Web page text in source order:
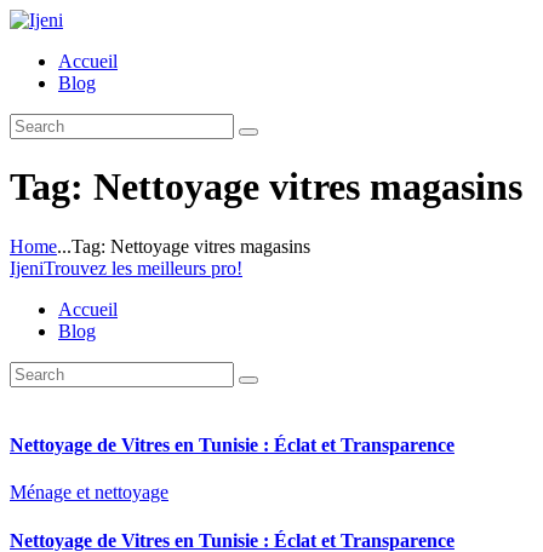
Accueil
Blog
Tag: Nettoyage vitres magasins
Home...Tag: Nettoyage vitres magasins
IjeniTrouvez les meilleurs pro!
Accueil
Blog
Nettoyage de Vitres en Tunisie : Éclat et Transparence
Ménage et nettoyage
Nettoyage de Vitres en Tunisie : Éclat et Transparence